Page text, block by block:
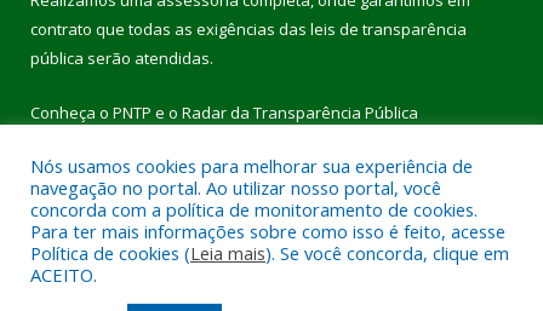
contrato que todas as exigências das leis de transparência
pública serão atendidas.
Conheça o PNTP e o Radar da Transparência Pública
Todos os direitos reservados a Prefeitura Municipal de Pau
D’Arco.
Nós usamos cookies para melhorar sua experiência de
navegação no portal. Ao utilizar nosso portal, você
concorda com a política de monitoramento de cookies.
Para ter mais informações sobre como isso é feito, acesse
Política de cookies (Leia mais). Se você concorda, clique em
ACEITO.